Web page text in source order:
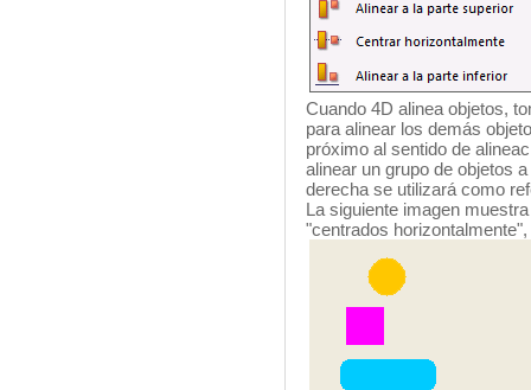
Cuando 4D alinea objetos,
para alinear los demás
próximo al sentido de
alinear un grupo de objetos
derecha se utilizará como
La siguiente imagen
"centrados